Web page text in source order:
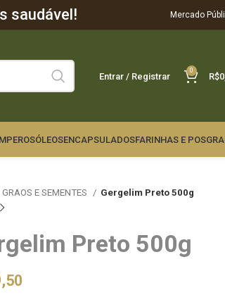
saudável! Mercado
Entrar / Registrar
0
R$
ÓLEOSENCAPSULADOSFARINHAS E POS
GRAOS E SEMENTES Gergelim Preto 500g
Preto 500g